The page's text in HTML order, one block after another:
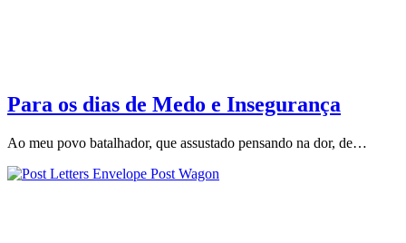
Para os dias de Medo e Insegurança
Ao meu povo batalhador, que assustado pensando na dor, de…